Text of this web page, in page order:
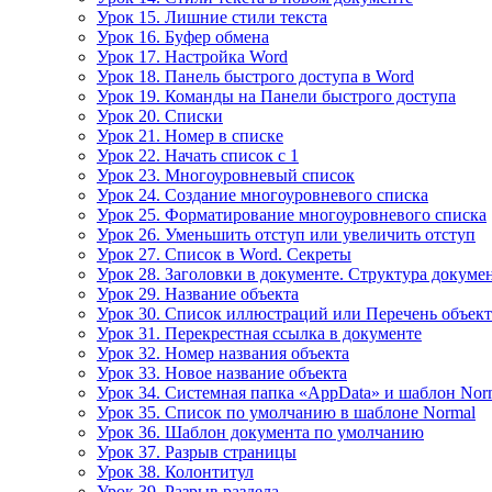
Урок 15. Лишние стили текста
Урок 16. Буфер обмена
Урок 17. Настройка Word
Урок 18. Панель быстрого доступа в Word
Урок 19. Команды на Панели быстрого доступа
Урок 20. Списки
Урок 21. Номер в списке
Урок 22. Начать список с 1
Урок 23. Многоуровневый список
Урок 24. Создание многоуровневого списка
Урок 25. Форматирование многоуровневого списка
Урок 26. Уменьшить отступ или увеличить отступ
Урок 27. Список в Word. Секреты
Урок 28. Заголовки в документе. Структура
Урок 29. Название объекта
Урок 30. Список иллюстраций или Перечень
Урок 31. Перекрестная ссылка в документе
Урок 32. Номер названия объекта
Урок 33. Новое название объекта
Урок 34. Системная папка «AppData» и шаблон
Урок 35. Список по умолчанию в шаблоне Normal
Урок 36. Шаблон документа по умолчанию
Урок 37. Разрыв страницы
Урок 38. Колонтитул